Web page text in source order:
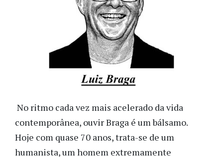
No ritmo cada vez mais acelerado da vida
contemporânea, ouvir Braga é um bálsamo.
Hoje com quase 70 anos, trata-se de um
humanista, um homem extremamente